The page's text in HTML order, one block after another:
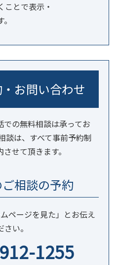
とで表示・
お問い合わせ
での無料相談は承ってお
談は、すべて事前予約制
せて頂きます。
相談の予約
ページを見た」とお伝え
さい。
1255